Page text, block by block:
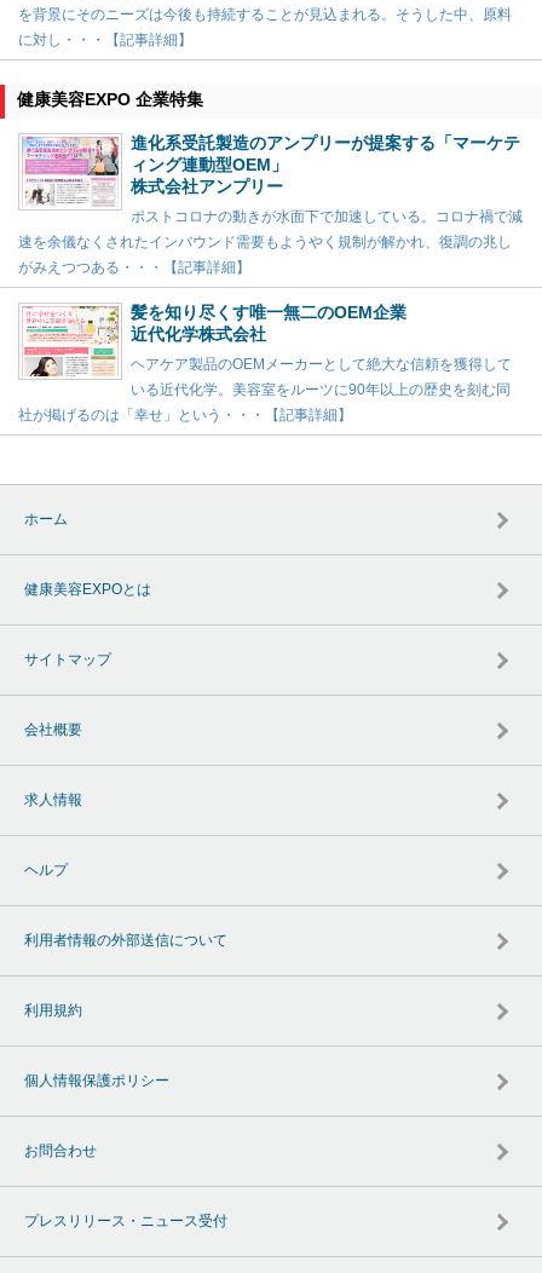
を背景にそのニーズは今後も持続することが見込まれる。そうした中、原料
に対し・・・【記事詳細】
健康美容EXPO 企業特集
進化系受託製造のアンプリーが提案する「マーケテ
ィング連動型OEM」
株式会社アンプリー
ポストコロナの動きが水面下で加速している。コロナ禍で減
速を余儀なくされたインバウンド需要もようやく規制が解かれ、復調の兆し
がみえつつある・・・【記事詳細】
髪を知り尽くす唯一無二のOEM企業
近代化学株式会社
ヘアケア製品のOEMメーカーとして絶大な信頼を獲得して
いる近代化学。美容室をルーツに90年以上の歴史を刻む同
社が掲げるのは「幸せ」という・・・【記事詳細】
ホーム
健康美容EXPOとは
サイトマップ
会社概要
求人情報
ヘルプ
利用者情報の外部送信について
利用規約
個人情報保護ポリシー
お問合わせ
プレスリリース・ニュース受付